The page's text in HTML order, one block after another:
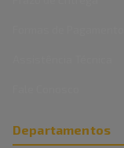
Departamentos